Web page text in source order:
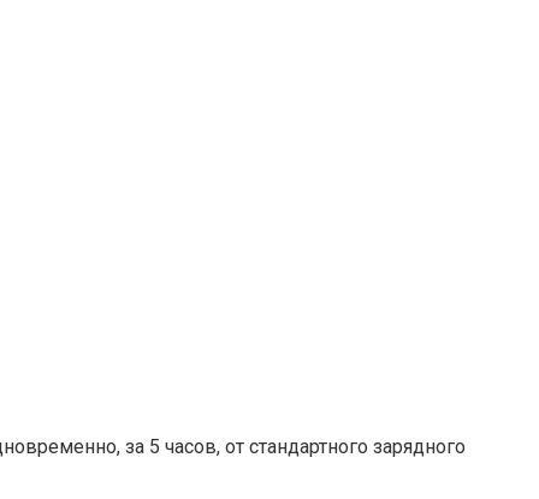
за 5 часов, от стандартного зарядного